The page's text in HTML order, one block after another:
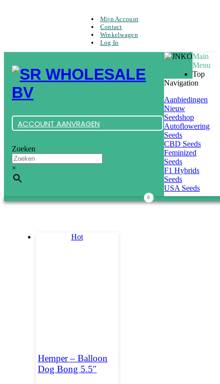
Mijn Account
Contact
Winkelwagen
Log In
ACCOUNT AANVRAGEN
Zoeken
×
0
Hot
Hemper – Balloon
Dog Bong 5.5″
Main
Menu
Top
Navigation
Aanbiedingen
Nieuw
Seedshop
Autoflowering
Seeds
CBD Seeds
Feminized
Seeds
F1 Hybrids
Seeds
USA Seeds